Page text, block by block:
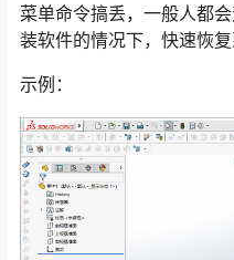
菜单命令搞丢，一般人都
装软件的情况下，快速恢
示例：